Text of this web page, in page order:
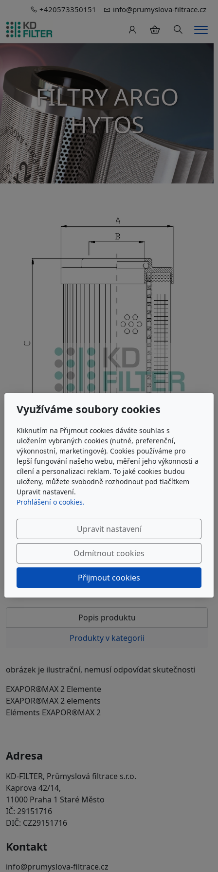
+420573350151 info@prumyslova-filtrace.cz
Hledání
FILTRY ARGO
HYTOS
ARGO-HYTOS V3.0817-26
Filtrační vložka EXAPOR®MAX2 Argo-Hytos V3.0817-26
u dodavatele
2 067 Kčbez DPH
Popis produktu
Produkty v kategorii
obrázek je ilustrační, nemusí odpovídat skutečnosti
EXAPOR®MAX 2 Elemente
EXAPOR®MAX 2 elements
Eléments EXAPOR®MAX 2
Adresa
KD-FILTER, Průmyslová filtrace s.r.o.
Kaprova 42/14,
11000 Praha 1 Staré Město
IČ: 29151716
DIČ: CZ29151716
Kontakt
info@prumyslova-filtrace.cz
Využíváme soubory cookies
Kliknutím na Přijmout cookies dáváte souhlas s
uložením vybraných cookies (nutné, preferenční,
výkonnostní, marketingové). Cookies používáme pro
lepší fungování našeho webu, měření jeho výkonnosti a
cílení a personalizaci reklam. To jaké cookies budou
uloženy, můžete svobodně rozhodnout pod tlačítkem
Upravit nastavení.
Prohlášení o cookies.
Upravit nastavení
Odmítnout cookies
Přijmout cookies